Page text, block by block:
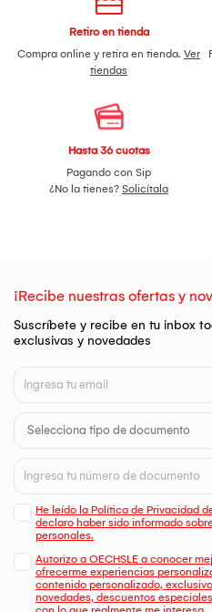
Retiro en tienda
Compra online y retira en tienda. Ver
tiendas
Hasta 36 cuotas
Pagando con Sip
¿No la tienes? Solicítala
¡Recibe nuestras ofertas y
Suscríbete y recibe en tu inbox
exclusivas y novedades
He leído la Política de Privacidad
declaro haber sido informado
personales.
Autorizo a OECHSLE a conocer
ofrecerme experiencias
contenido personalizado,
novedades, descuentos